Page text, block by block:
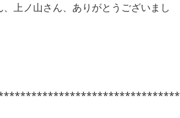
上ノ山さん、ありがとうございまし